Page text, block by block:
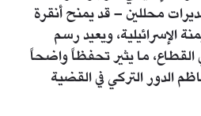
محللين – قد يمنح أنقرة
الإسرائيلية، ويعيد رسم
القطاع، ما يثير تحفظاً واضحاً
الدور التركي في القضية